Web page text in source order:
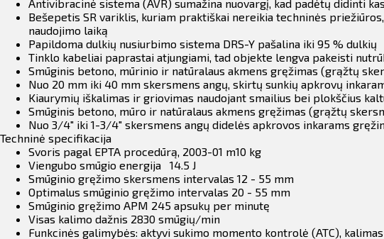
Antivibracinė sistema (AVR) sumažina nuovargį, kad padėtų didinti
Bešepetis SR variklis, kuriam praktiškai nereikia techninės
naudojimo laiką
Papildoma dulkių nusiurbimo sistema DRS-Y pašalina iki 95 % dulkių
Tinklo kabeliai paprastai atjungiami, tad objekte lengva pakeisti
Smūginis betono, mūrinio ir natūralaus akmens gręžimas (grąžtų
Nuo 20 mm iki 40 mm skersmens angų, skirtų sunkių apkrovų
Kiaurymių iškalimas ir griovimas naudojant smailius bei plokščius
Smūginis betono, mūro ir natūralaus akmens gręžimas (grąžtų
Nuo 3/4" iki 1-3/4" skersmens angų didelės apkrovos inkarams
Techninė specifikacija
Svoris pagal EPTA procedūrą, 2003-01 m10 kg
Viengubo smūgio energija 14.5 J
Smūginio gręžimo skersmens intervalas 12 - 55 mm
Optimalus smūginio gręžimo intervalas 20 - 55 mm
Smūginio gręžimo APM 245 apsukų per minutę
Visas kalimo dažnis 2830 smūgių/min
Funkcinės galimybės: aktyvi sukimo momento kontrolė (ATC),